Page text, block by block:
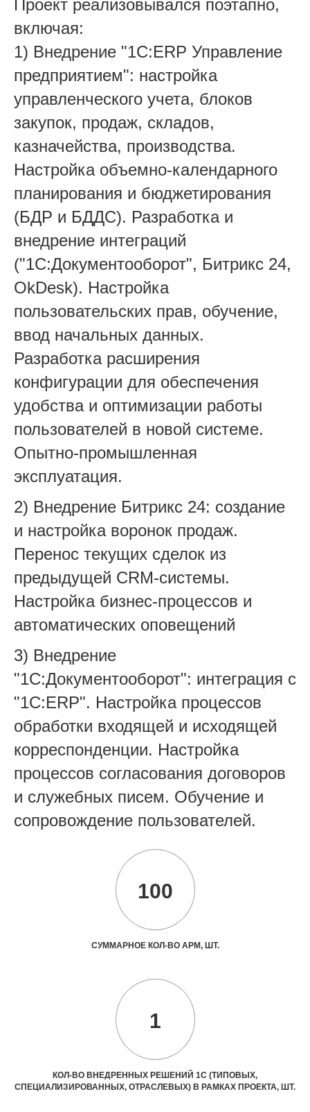
Проект реализовывался поэтапно,
включая:
1) Внедрение "1С:ERP Управление
предприятием": настройка
управленческого учета, блоков
закупок, продаж, складов,
казначейства, производства.
Настройка объемно-календарного
планирования и бюджетирования
(БДР и БДДС). Разработка и
внедрение интеграций
("1С:Документооборот", Битрикс 24,
OkDesk). Настройка
пользовательских прав, обучение,
ввод начальных данных.
Разработка расширения
конфигурации для обеспечения
удобства и оптимизации работы
пользователей в новой системе.
Опытно-промышленная
эксплуатация.
2) Внедрение Битрикс 24: создание
и настройка воронок продаж.
Перенос текущих сделок из
предыдущей CRM-системы.
Настройка бизнес-процессов и
автоматических оповещений
3) Внедрение
"1С:Документооборот": интеграция с
"1С:ERP". Настройка процессов
обработки входящей и исходящей
корреспонденции. Настройка
процессов согласования договоров
и служебных писем. Обучение и
сопровождение пользователей.
100
СУММАРНОЕ КОЛ-ВО АРМ, ШТ.
1
КОЛ-ВО ВНЕДРЕННЫХ РЕШЕНИЙ 1С (ТИПОВЫХ,
СПЕЦИАЛИЗИРОВАННЫХ, ОТРАСЛЕВЫХ) В РАМКАХ ПРОЕКТА, ШТ.